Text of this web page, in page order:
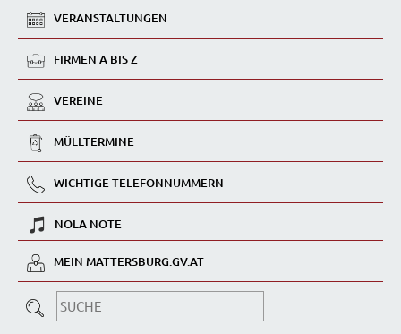
VERANSTALTUNGEN
FIRMEN A BIS Z
VEREINE
MÜLLTERMINE
WICHTIGE TELEFONNUMMERN
NOLA NOTE
MEIN MATTERSBURG.GV.AT